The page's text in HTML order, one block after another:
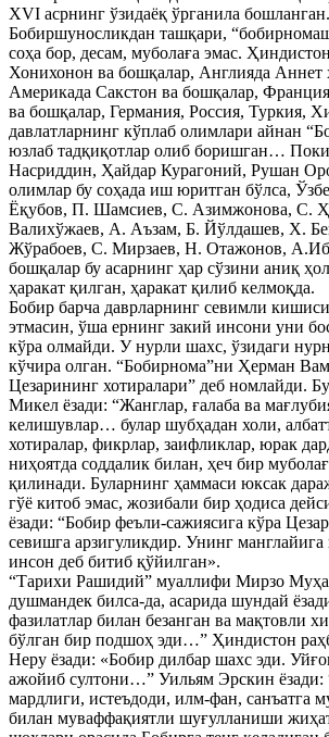
XVI асрнинг ўзидаёқ ўрганила бошланган.
Бобиршуносликдан ташқари,
соҳа бор, десам, муболаға эмас.
Хонихонон ва бошқалар, Англияда Аннет
Америкада Сакстон ва бошқалар,
ва бошқалар, Германия, Россия, Туркия,
давлатларнинг кўплаб олимлари айнан
юзлаб тадқиқотлар олиб боришган…
Насриддин, Ҳайдар Курагоний, Рушан
олимлар бу соҳада иш юритган бўлса,
Ёқубов, П. Шамсиев, С. Азимжонова, С.
Валихўжаев, А. Аъзам, Б. Йўлдашев, Х.
Жўрабоев, С. Мирзаев, Н. Отажонов,
бошқалар бу асарнинг ҳар сўзини аниқ
ҳаракат қилган, ҳаракат қилиб келмоқда.
Бобир барча даврларнинг севимли
этмасин, ўша ернинг закий инсони уни
кўра олмайди. У нурли шахс, ўзидаги
кўчира олган. “Бобирнома”ни Ҳерман
Цезарининг хотиралари” деб номлайди.
Микел ёзади: “Жанглар, ғалаба ва
келишувлар… булар шубҳадан холи,
хотиралар, фикрлар, заифликлар, юрак
ниҳоятда соддалик билан, ҳеч бир
қилинади. Буларнинг ҳаммаси юксак
гўё китоб эмас, жозибали бир ҳодиса
ёзади: “Бобир феъли-сажиясига кўра
севишга арзигуликдир. Унинг манглайига
инсон деб битиб қўйилган».
“Тарихи Рашидий” муаллифи Мирзо
душмандек билса-да, асарида шундай
фазилатлар билан безанган ва мақтовли
бўлган бир подшоҳ эди…” Ҳиндистон
Неру ёзади: «Бобир дилбар шахс эди.
ажойиб султони…” Уильям Эрскин ёзади:
мардлиги, истеъдоди, илм-фан, санъатга
билан муваффақиятли шуғулланиши